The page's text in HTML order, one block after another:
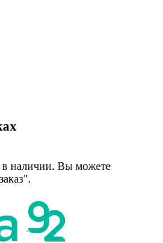
в наличии. Вы можете